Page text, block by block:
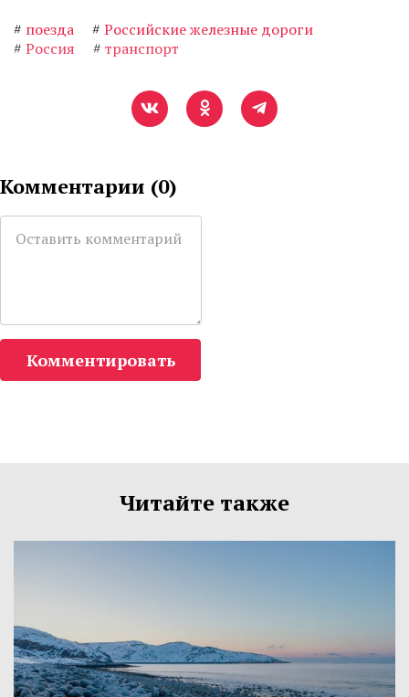
# поезда # Российские железные дороги
# Россия # транспорт
Комментарии (0)
Комментировать
Читайте также